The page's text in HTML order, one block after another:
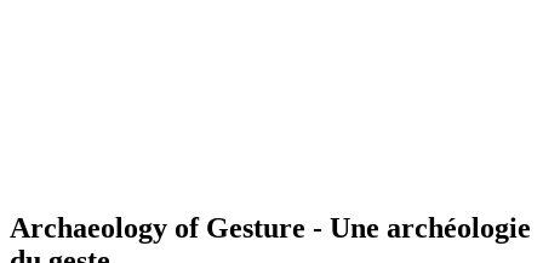
Archaeology of Gesture - Une archéologie